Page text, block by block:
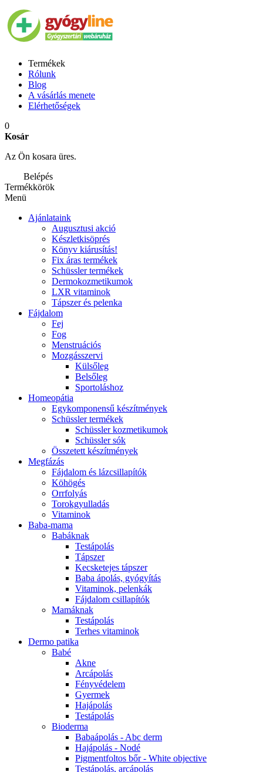
Termékek
Rólunk
Blog
A vásárlás menete
Elérhetőségek
0
Kosár
Az Ön kosara üres.
Belépés
Termékkörök
Menü
Ajánlataink
Augusztusi akció
Készletkisöprés
Könyv kiárusítás!
Fix áras termékek
Schüssler termékek
Dermokozmetikumok
LXR vitaminok
Tápszer és pelenka
Fájdalom
Fej
Fog
Menstruációs
Mozgásszervi
Külsőleg
Belsőleg
Sportoláshoz
Homeopátia
Egykomponensű készítmények
Schüssler termékek
Schüssler kozmetikumok
Schüssler sók
Összetett készítmények
Megfázás
Fájdalom és lázcsillapítók
Köhögés
Orrfolyás
Torokgyulladás
Vitaminok
Baba-mama
Babáknak
Testápolás
Tápszer
Kecsketejes tápszer
Baba ápolás, gyógyítás
Vitaminok, pelenkák
Fájdalom csillapítók
Mamáknak
Testápolás
Terhes vitaminok
Dermo patika
Babé
Akne
Arcápolás
Fényvédelem
Gyermek
Hajápolás
Testápolás
Bioderma
Babaápolás - Abc derm
Hajápolás - Nodé
Pigmentfoltos bőr - White objective
Testápolás, arcápolás